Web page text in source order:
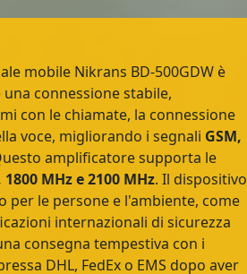
mobile Nikrans BD-500GDW è
connessione stabile,
con le chiamate, la connessione
voce, migliorando i segnali GSM,
amplificatore supporta le
1800 MHz e 2100 MHz. Il dispositivo
per le persone e l'ambiente, come
internazionali di sicurezza
consegna tempestiva con i
DHL, FedEx o EMS dopo aver